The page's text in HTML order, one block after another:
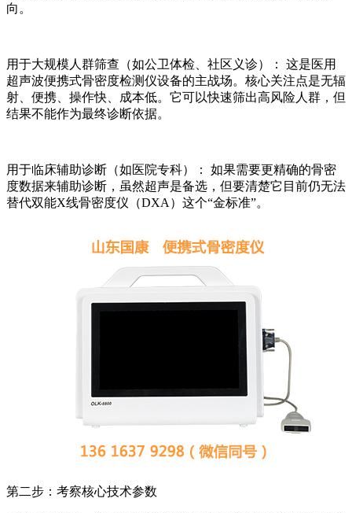
向。
用于大规模人群筛查（如公卫体检、社区义诊）： 这是医用
超声波便携式骨密度检测仪设备的主战场。核心关注点是无辐
射、便携、操作快、成本低。它可以快速筛出高风险人群，但
结果不能作为最终诊断依据。
用于临床辅助诊断（如医院专科）： 如果需要更精确的骨密
度数据来辅助诊断，虽然超声是备选，但要清楚它目前仍无法
替代双能X线骨密度仪（DXA）这个“金标准”。
第二步：考察核心技术参数